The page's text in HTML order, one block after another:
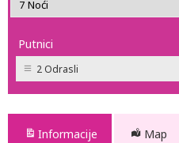
Putnici
2 Odrasli
Informacije Map